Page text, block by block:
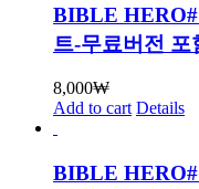
BIBLE
트-무료버전 포
8,000₩
Add to cart Details
BIBLE